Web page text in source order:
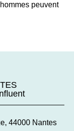
peuvent
44000 Nantes